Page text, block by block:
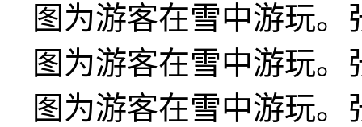
图为游客在雪中游玩。
图为游客在雪中游玩。
图为游客在雪中游玩。